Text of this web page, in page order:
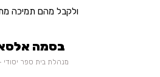
ולקבל מהם תמיכה
בסמה
מנהלת בית ספר יסודי